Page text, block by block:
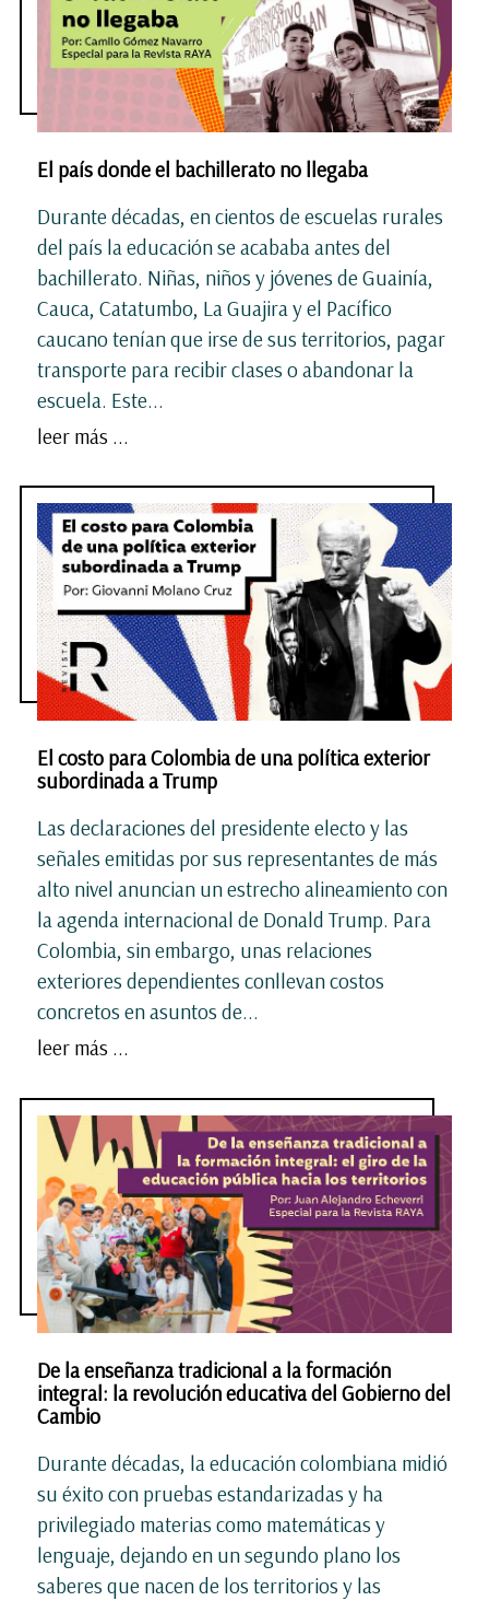
El país donde el bachillerato no llegaba
Durante décadas, en cientos de escuelas rurales
del país la educación se acababa antes del
bachillerato. Niñas, niños y jóvenes de Guainía,
Cauca, Catatumbo, La Guajira y el Pacífico
caucano tenían que irse de sus territorios, pagar
transporte para recibir clases o abandonar la
escuela. Este...
leer más ...
El costo para Colombia de una política exterior
subordinada a Trump
Las declaraciones del presidente electo y las
señales emitidas por sus representantes de más
alto nivel anuncian un estrecho alineamiento con
la agenda internacional de Donald Trump. Para
Colombia, sin embargo, unas relaciones
exteriores dependientes conllevan costos
concretos en asuntos de...
leer más ...
De la enseñanza tradicional a la formación
integral: la revolución educativa del Gobierno del
Cambio
Durante décadas, la educación colombiana midió
su éxito con pruebas estandarizadas y ha
privilegiado materias como matemáticas y
lenguaje, dejando en un segundo plano los
saberes que nacen de los territorios y las